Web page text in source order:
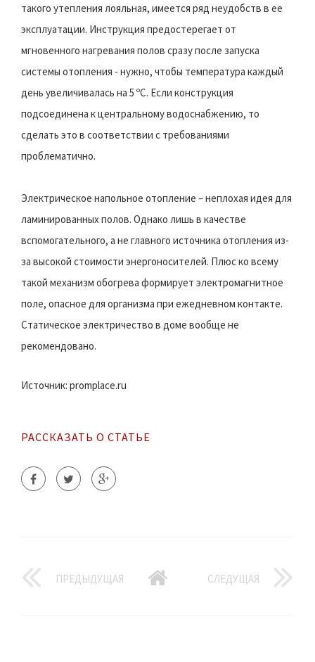
такого утепления лояльная, имеется ряд неудобств в ее
эксплуатации. Инструкция предостерегает от
мгновенного нагревания полов сразу после запуска
системы отопления - нужно, чтобы температура каждый
день увеличивалась на 5 ºС. Если конструкция
подсоединена к центральному водоснабжению, то
сделать это в соответствии с требованиями
проблематично.
Электрическое напольное отопление – неплохая идея для
ламинированных полов. Однако лишь в качестве
вспомогательного, а не главного источника отопления из-
за высокой стоимости энергоносителей. Плюс ко всему
такой механизм обогрева формирует электромагнитное
поле, опасное для организма при ежедневном контакте.
Статическое электричество в доме вообще не
рекомендовано.
Источник: promplace.ru
РАССКАЗАТЬ О СТАТЬЕ
ПРЕДЫДУЩАЯ СЛЕДУЩАЯ